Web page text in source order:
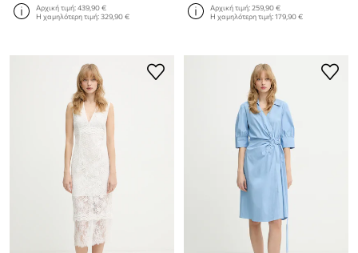
Αρχική τιμή:439,90 €
Η χαμηλότερη τιμή:329,90 €
Αρχική τιμή:259,90 €
Η χαμηλότερη τιμή:179,90 €